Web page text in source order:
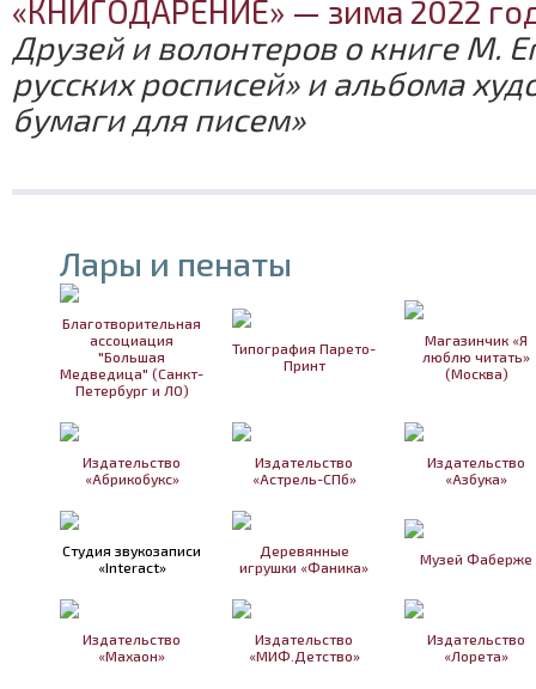
«КНИГОДАРЕНИЕ» — зима 2022
Друзей и волонтеров о книге М.
русских росписей» и альбома
бумаги для писем»
Лары и пенаты
Благотворительная
ассоциация
"Большая
Медведица" (Санкт-
Петербург и ЛО)
Типография Парето-
Принт
Магазинчик «Я
люблю читать»
(Москва)
Издательство
«Абрикобукс»
Издательство
«Астрель-СПб»
Издательство
«Азбука»
Студия звукозаписи
«Interact»
Деревянные
игрушки «Фаника»
Музей Фаберже
Издательство
«Махаон»
Издательство
«МИФ.Детство»
Издательство
«Лорета»